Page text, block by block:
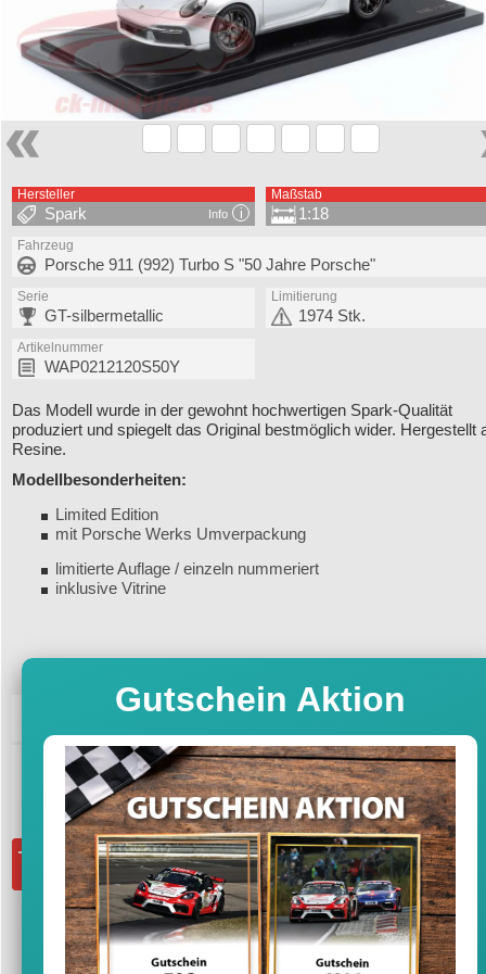
Hersteller
Info
Spark
Maßstab
1:18
Fahrzeug
Porsche 911 (992) Turbo S "50 Jahre Porsche"
Serie
GT-silbermetallic
Limitierung
1974 Stk.
Artikelnummer
WAP0212120S50Y
Das Modell wurde in der gewohnt hochwertigen Spark-Qualität
produziert und spiegelt das Original bestmöglich wider. Hergestellt
Resine.
Modellbesonderheiten:
Limited Edition
mit Porsche Werks Umverpackung
limitierte Auflage / einzeln nummeriert
inklusive Vitrine
UVP 299,00 €
Sofort versandfertig, Lieferfrist 1-3
inkl. MwSt. zzgl.
Menge: in den Warenkorb
Gutschein Aktion